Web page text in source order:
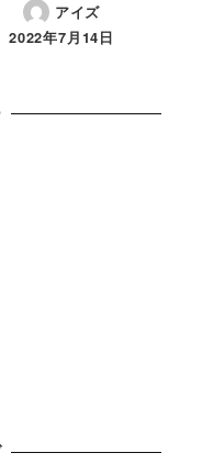
アイズ
2022年7月14日